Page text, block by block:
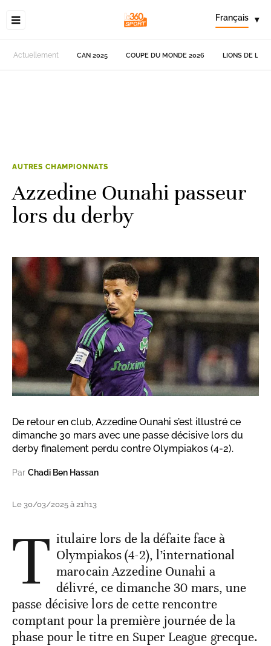
Français ▾
Actuellement CAN 2025 COUPE DU MONDE 2026 LIONS DE
AUTRES CHAMPIONNATS
Azzedine Ounahi passeur
lors du derby
De retour en club, Azzedine Ounahi s’est illustré ce
dimanche 30 mars avec une passe décisive lors du
derby finalement perdu contre Olympiakos (4-2).
Par Chadi Ben Hassan
Le 30/03/2025 à 21h13
T itulaire lors de la défaite face à
Olympiakos (4-2), l’international
marocain Azzedine Ounahi a
délivré, ce dimanche 30 mars, une
passe décisive lors de cette rencontre
comptant pour la première journée de la
phase pour le titre en Super League grecque.